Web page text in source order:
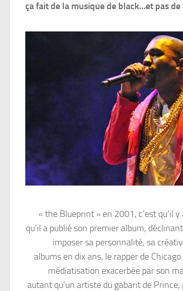
ça fait de la musique de black…et pas
« the Blueprint » en 2001, c’est qu’il
qu’il a publié son premier album,
imposer sa personnalité, sa
albums en dix ans, le rapper de
médiatisation exacerbée par son
autant qu’un artiste du gabarit de